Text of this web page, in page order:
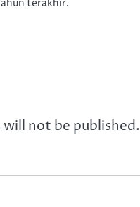
terakhir.
will not be published.